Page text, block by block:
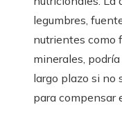
legumbres,
nutrientes como
minerales,
largo plazo si no
para compensar